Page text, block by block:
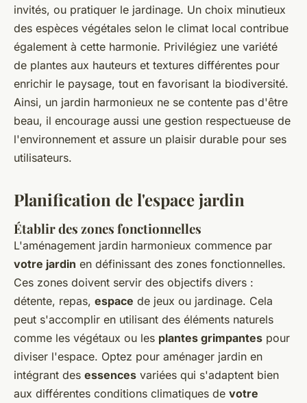
invités, ou pratiquer le jardinage. Un choix minutieux
des espèces végétales selon le climat local contribue
également à cette harmonie. Privilégiez une variété
de plantes aux hauteurs et textures différentes pour
enrichir le paysage, tout en favorisant la biodiversité.
Ainsi, un jardin harmonieux ne se contente pas d'être
beau, il encourage aussi une gestion respectueuse de
l'environnement et assure un plaisir durable pour ses
utilisateurs.
Planification de l'espace jardin
Établir des zones fonctionnelles
L'aménagement jardin harmonieux commence par
votre jardin en définissant des zones fonctionnelles.
Ces zones doivent servir des objectifs divers :
détente, repas, espace de jeux ou jardinage. Cela
peut s'accomplir en utilisant des éléments naturels
comme les végétaux ou les plantes grimpantes pour
diviser l'espace. Optez pour aménager jardin en
intégrant des essences variées qui s'adaptent bien
aux différentes conditions climatiques de votre